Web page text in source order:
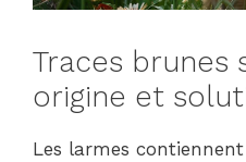
Traces brunes
origine et
Les larmes